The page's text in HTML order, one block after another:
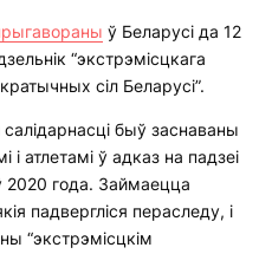
ў Беларусі да 12
“экстрэмісцкага
сіл Беларусі”.
быў заснаваны
атлетамі ў адказ на падзеі
2020 года. Займаецца
падвергліся пераследу, і
“экстрэмісцкім